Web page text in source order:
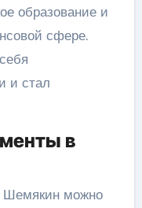
образование и
сфере.
и стал
в
можно